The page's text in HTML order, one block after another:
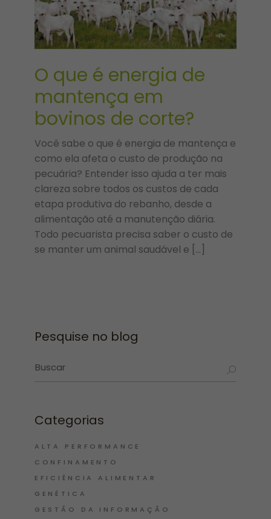
O que é energia de
mantença em
bovinos de corte?
Você sabe o que é energia de mantença e
como ela afeta o custo de produção na
pecuária? Entender isso ajuda a ter mais
clareza sobre todos os custos de cada
etapa produtiva do rebanho, desde a
alimentação até a manutenção diária.
Todo pecuarista precisa saber o custo de
se manter um animal saudável e […]
Pesquise no blog
Categorias
ALTA PERFORMANCE
CONFINAMENTO
EFICIÊNCIA ALIMENTAR
GENÉTICA
GESTÃO DA INFORMAÇÃO